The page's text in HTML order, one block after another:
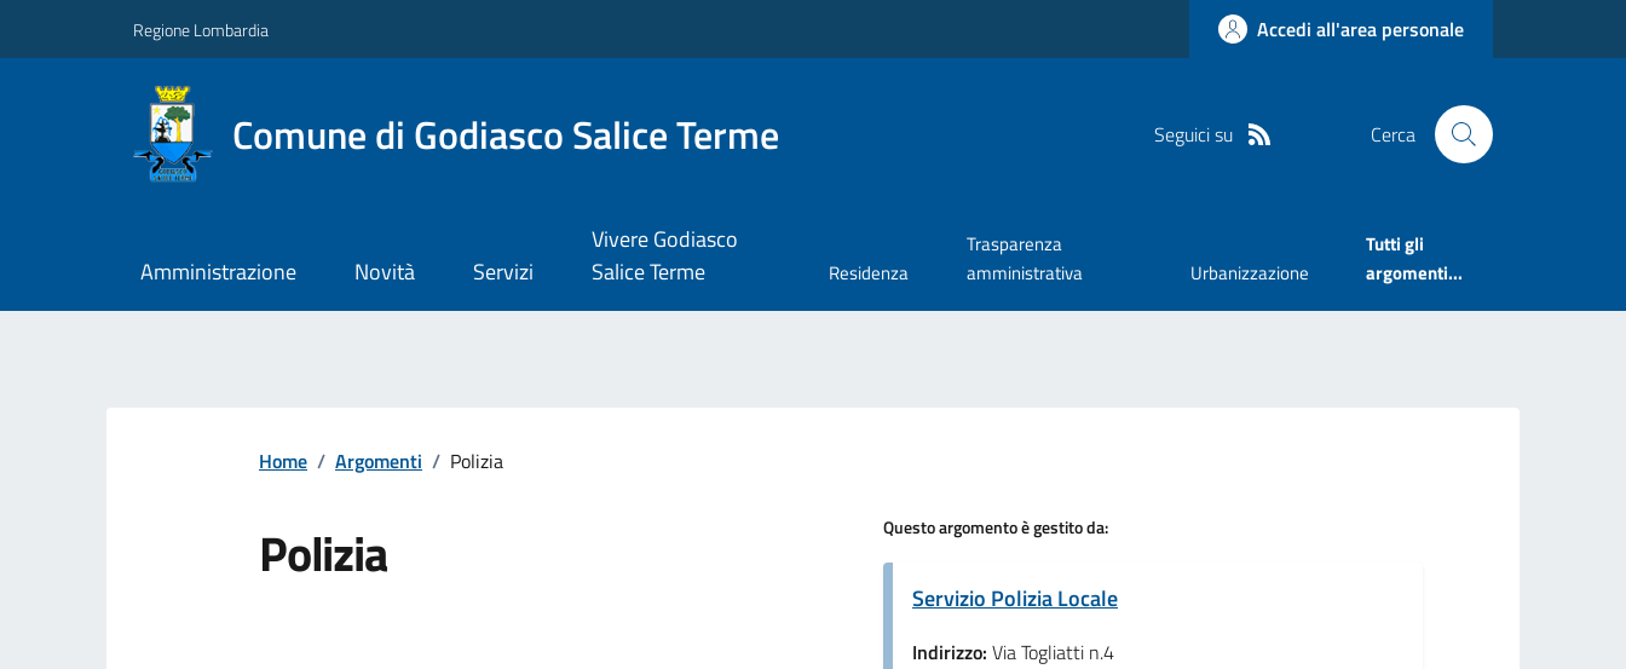
Regione Lombardia Accedi all'area personale
Comune di Godiasco Salice Terme Seguici su Cerca
Amministrazione Novità Servizi
Vivere Godiasco
Salice Terme
Residenza
Trasparenza
amministrativa
Urbanizzazione
Tutti gli
argomenti...
Home / Argomenti / Polizia
Polizia Questo argomento è gestito da:
Servizio Polizia Locale
Indirizzo: Via Togliatti n.4